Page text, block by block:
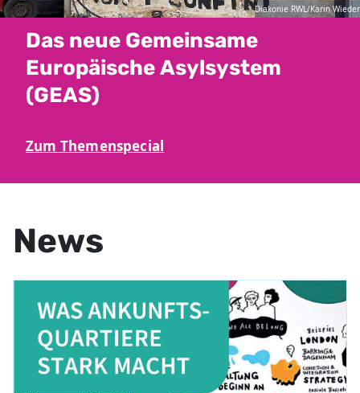
Diakonie RWL/Karin Wieder
Das neue Gemeinsame
Europäische Asylsystem
(GEAS)
Zum Themenspecial
News